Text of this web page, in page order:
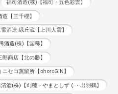
福司酒造(株)【福司・五色彩雲】
【三千櫻】
酒造 緑丘蔵【上川大雪】
酒造(株)【国稀】
郎商店【北の勝】
ニセコ蒸留所【ohoroGIN】
酒(株)【刈穂・やまとしずく・出羽鶴】